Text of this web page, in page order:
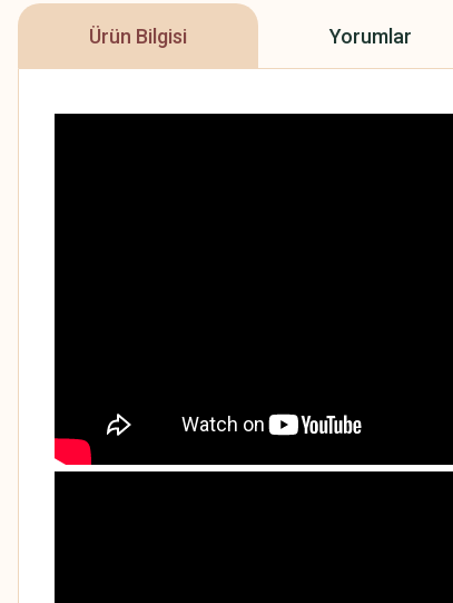
Ürün Bilgisi Yorumlar